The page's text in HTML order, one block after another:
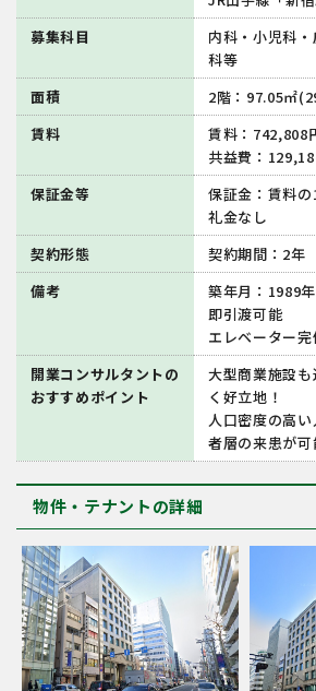
募集科目
内科・小児科
科等
面積
2階：97.05㎡
賃料
賃料：742,808
共益費：
保証金等
保証金：賃料
礼金なし
契約形態
契約期間：2年
備考
築年月：1989
即引渡可能
エレベーター完
開業コンサルタントの
おすすめポイント
大型商業施設
く好立地！
人口密度の高
者層の来患が可
物件・テナントの詳細